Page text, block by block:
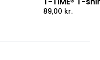
89,00 kr.